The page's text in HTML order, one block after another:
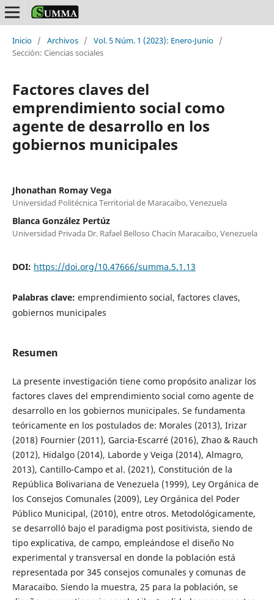
Inicio / Archivos / Vol. 5 Núm. 1 (2023): Enero-Junio /
Sección: Ciencias sociales
Factores claves del
emprendimiento social como
agente de desarrollo en los
gobiernos municipales
Jhonathan Romay Vega
Universidad Politécnica Territorial de Maracaibo, Venezuela
Blanca González Pertúz
Universidad Privada Dr. Rafael Belloso Chacín Maracaibo, Venezuela
DOI: https://doi.org/10.47666/summa.5.1.13
Palabras clave: emprendimiento social, factores claves,
gobiernos municipales
Resumen
La presente investigación tiene como propósito analizar los
factores claves del emprendimiento social como agente de
desarrollo en los gobiernos municipales. Se fundamenta
teóricamente en los postulados de: Morales (2013), Irizar
(2018) Fournier (2011), Garcia-Escarré (2016), Zhao & Rauch
(2012), Hidalgo (2014), Laborde y Veiga (2014), Almagro,
2013), Cantillo-Campo et al. (2021), Constitución de la
República Bolivariana de Venezuela (1999), Ley Orgánica de
los Consejos Comunales (2009), Ley Orgánica del Poder
Público Municipal, (2010), entre otros. Metodológicamente,
se desarrolló bajo el paradigma post positivista, siendo de
tipo explicativa, de campo, empleándose el diseño No
experimental y transversal en donde la población está
representada por 345 consejos comunales y comunas de
Maracaibo. Siendo la muestra, 25 para la población, se